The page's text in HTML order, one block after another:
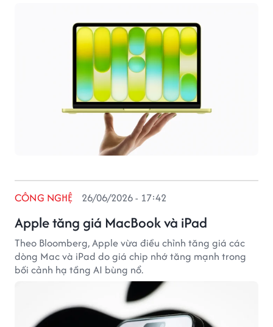
tiếp tục tăng mạnh.
Apple tăng giá MacBook và iPad
CÔNG NGHỆ 26/06/2026 - 17:42
Theo Bloomberg, Apple vừa điều chỉnh tăng giá các
dòng Mac và iPad do giá chip nhớ tăng mạnh trong
bối cảnh hạ tầng AI bùng nổ.